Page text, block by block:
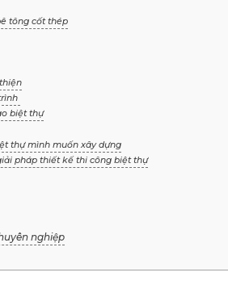
tông cốt thép
biệt thự
thự mình muốn xây dựng
pháp thiết kế thi công biệt thự
nghiệp